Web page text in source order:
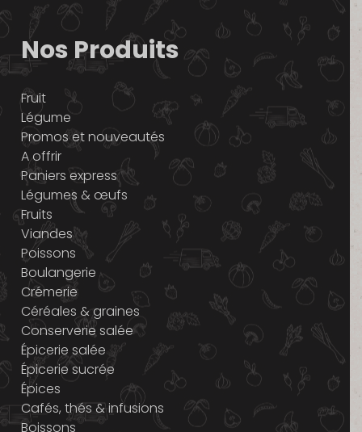
Nos Produits
Fruit
Légume
Promos et nouveautés
A offrir
Paniers express
Légumes & œufs
Fruits
Viandes
Poissons
Boulangerie
Crémerie
Céréales & graines
Conserverie salée
Épicerie salée
Épicerie sucrée
Épices
Cafés, thés & infusions
Boissons